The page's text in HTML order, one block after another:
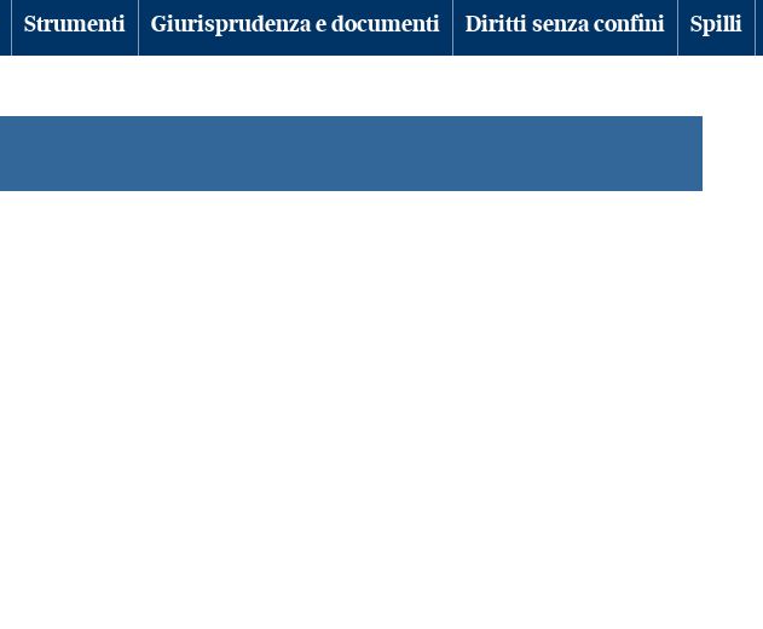
Strumenti Giurisprudenza e documenti Diritti senza confini Spilli